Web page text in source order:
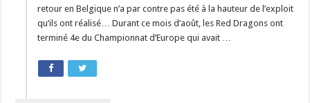
retour en Belgique n’a par contre pas été à la hauteur de l’exploit
qu’ils ont réalisé… Durant ce mois d’août, les Red Dragons ont
terminé 4e du Championnat d’Europe qui avait …